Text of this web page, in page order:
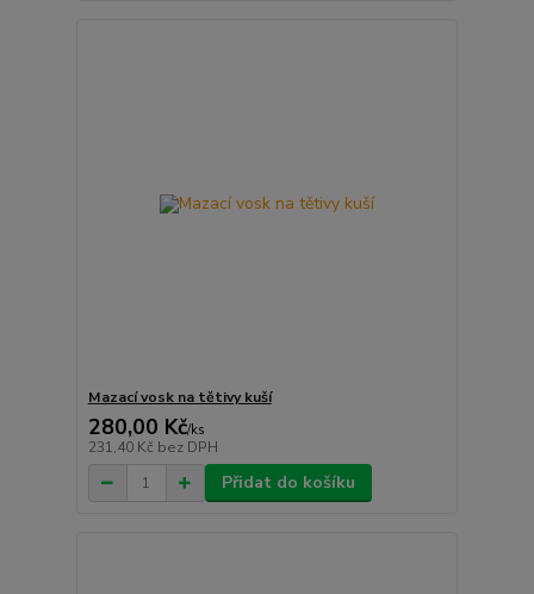
Mazací vosk na tětivy kuší
280,00 Kč/ks
231,40 Kč bez DPH
Přidat do košíku